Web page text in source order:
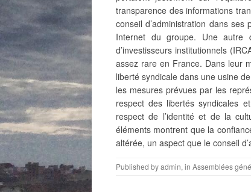
transparence des informations
conseil d’administration dans
Internet du groupe. Une
d’investisseurs institutionnels
assez rare en France. Dans leur
liberté syndicale dans une usine
les mesures prévues par les
respect des libertés syndicales
respect de l’identité et de la
éléments montrent que la
altérée, un aspect que le conseil
Published byadmin, in Assemblées